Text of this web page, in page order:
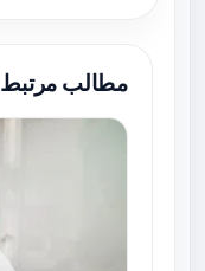
مطالب مرتبط